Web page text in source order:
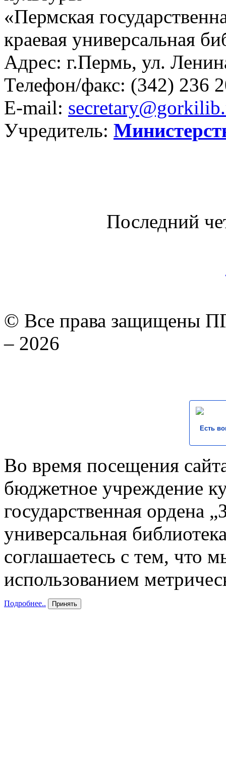
«Пермская
краевая универсальная
Адрес: г.Пермь, ул.
Телефон/факс: (342) 236
E-mail:
Учредитель:
Последний
© Все права защищены
– 2026
Есть
Во время посещения
бюджетное учреждение
государственная ордена
универсальная
соглашаетесь с тем, что
использованием
Подробнее.. Принять